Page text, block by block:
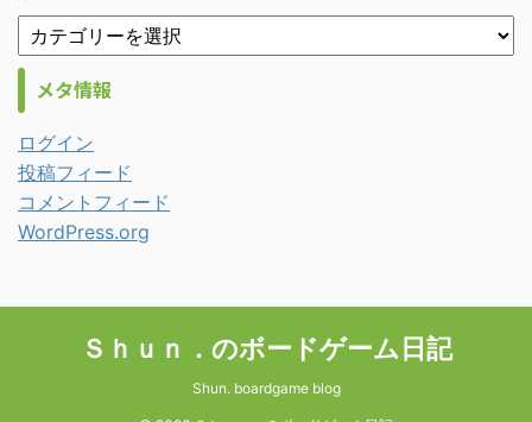
メタ情報
ログイン
投稿フィード
コメントフィード
WordPress.org
Ｓｈｕｎ．のボードゲーム日記
Shun. boardgame blog